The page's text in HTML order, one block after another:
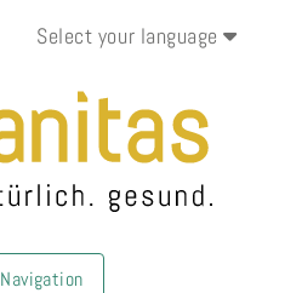
Select your language
Navigation